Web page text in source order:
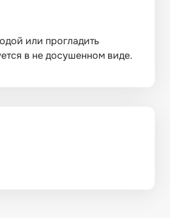
или прогладить
в не досушенном виде.